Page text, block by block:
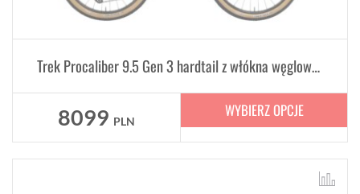
Trek Procaliber 9.5 Gen 3 hardtail z włókna węglowego
8099 PLN
WYBIERZ OPCJE